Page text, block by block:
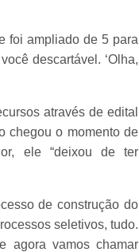
foi ampliado de 5 para
descartável. ‘Olha,
através de edital
chegou o momento de
ele “deixou de ter
de construção do
seletivos, tudo.
agora vamos chamar